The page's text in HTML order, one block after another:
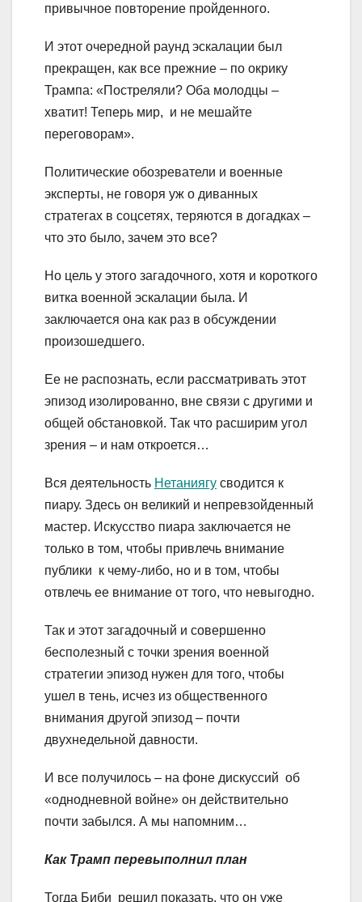
привычное повторение пройденного.
И этот очередной раунд эскалации был
прекращен, как все прежние – по окрику
Трампа: «Постреляли? Оба молодцы –
хватит! Теперь мир, и не мешайте
переговорам».
Политические обозреватели и военные
эксперты, не говоря уж о диванных
стратегах в соцсетях, теряются в догадках –
что это было, зачем это все?
Но цель у этого загадочного, хотя и короткого
витка военной эскалации была. И
заключается она как раз в обсуждении
произошедшего.
Ее не распознать, если рассматривать этот
эпизод изолированно, вне связи с другими и
общей обстановкой. Так что расширим угол
зрения – и нам откроется…
Вся деятельность Нетаниягу сводится к
пиару. Здесь он великий и непревзойденный
мастер. Искусство пиара заключается не
только в том, чтобы привлечь внимание
публики к чему-либо, но и в том, чтобы
отвлечь ее внимание от того, что невыгодно.
Так и этот загадочный и совершенно
бесполезный с точки зрения военной
стратегии эпизод нужен для того, чтобы
ушел в тень, исчез из общественного
внимания другой эпизод – почти
двухнедельной давности.
И все получилось – на фоне дискуссий об
«однодневной войне» он действительно
почти забылся. А мы напомним…
Как Трамп перевыполнил план
Тогда Биби решил показать, что он уже